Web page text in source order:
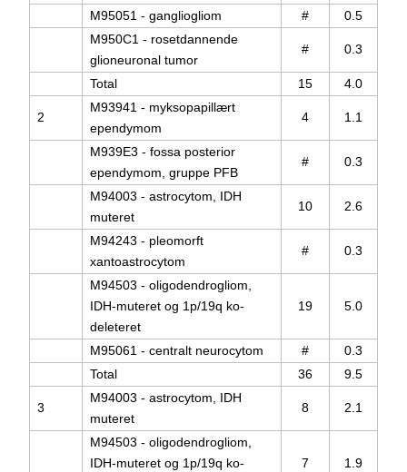
M95051 - gangliogliom
#
0.5
M950C1 - rosetdannende
glioneuronal tumor
# 0.3
Total 15 4.0
2
M93941 - myksopapillært
ependymom
4 1.1
M939E3 - fossa posterior
ependymom, gruppe PFB
# 0.3
M94003 - astrocytom, IDH
muteret
10 2.6
M94243 - pleomorft
xantoastrocytom
# 0.3
M94503 - oligodendrogliom,
IDH-muteret og 1p/19q ko-
deleteret
19 5.0
M95061 - centralt neurocytom #
0.3
Total
36 9.5
3
M94003 - astrocytom, IDH
muteret
8 2.1
M94503 - oligodendrogliom,
IDH-muteret og 1p/19q ko-
7 1.9